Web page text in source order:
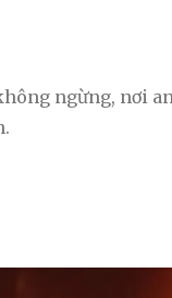
ngừng, nơi